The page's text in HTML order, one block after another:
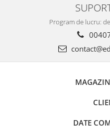
Program de lucru:
DATE